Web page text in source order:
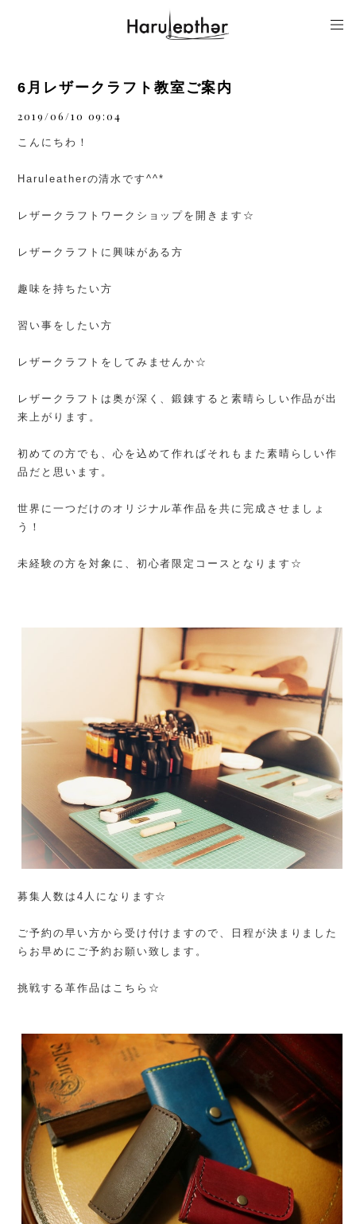
6月レザークラフト教室ご案内
2019/06/10 09:04
こんにちわ！
Haruleatherの清水です^^*
レザークラフトワークショップを開きます☆
レザークラフトに興味がある方
趣味を持ちたい方
習い事をしたい方
レザークラフトをしてみませんか☆
レザークラフトは奥が深く、鍛錬すると素晴らしい作品が出
来上がります。
初めての方でも、心を込めて作ればそれもまた素晴らしい作
品だと思います。
世界に一つだけのオリジナル革作品を共に完成させましょ
う！
未経験の方を対象に、初心者限定コースとなります☆
募集人数は4人になります☆
ご予約の早い方から受け付けますので、日程が決まりました
らお早めにご予約お願い致します。
挑戦する革作品はこちら☆